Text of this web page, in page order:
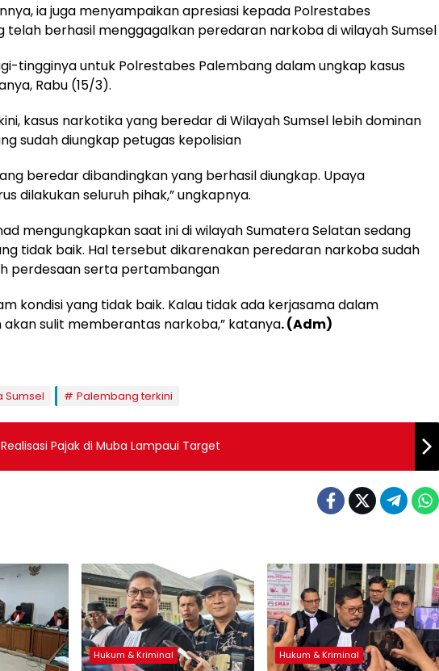
ia juga menyampaikan apresiasi kepada Polrestabes
telah berhasil menggagalkan peredaran narkoba di wilayah Sumsel
tingginya untuk Polrestabes Palembang dalam ungkap kasus
Rabu (15/3).
kasus narkotika yang beredar di Wilayah Sumsel lebih dominan
sudah diungkap petugas kepolisian
beredar dibandingkan yang berhasil diungkap. Upaya
dilakukan seluruh pihak,” ungkapnya.
mengungkapkan saat ini di wilayah Sumatera Selatan sedang
tidak baik. Hal tersebut dikarenakan peredaran narkoba sudah
perdesaan serta pertambangan
kondisi yang tidak baik. Kalau tidak ada kerjasama dalam
sulit memberantas narkoba,” katanya. (Adm)
Sumsel Palembang terkini
Pajak di Muba Lampaui Target
Hukum & Kriminal Hukum & Kriminal